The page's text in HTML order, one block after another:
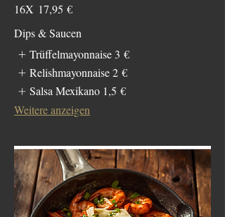
16X 17,95 €
Dips & Saucen
Trüffelmayonnaise 3 €
Relishmayonnaise 2 €
Salsa Mexikano 1,5 €
Weitere anzeigen